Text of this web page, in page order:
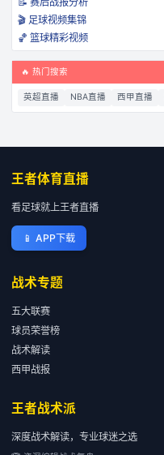
🎬 足球视频集锦
🏀 篮球精彩视频
🔥 热门搜索
英超直播 NBA直播 西甲直播
王者体育直播
看足球就上王者直播
📱 APP下载
战术专题
五大联赛
球员荣誉榜
战术解读
西甲战报
王者战术派
深度战术解读，专业球迷之选